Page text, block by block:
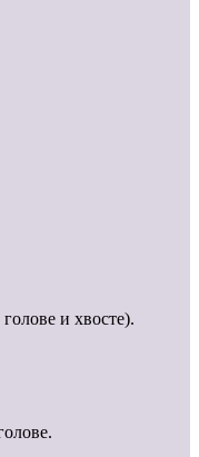
и хвосте).